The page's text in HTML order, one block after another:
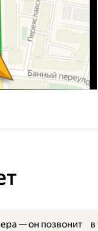
— он позвонит в